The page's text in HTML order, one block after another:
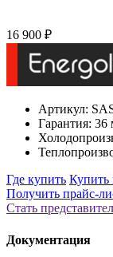
16 900 ₽
Артикул:
Гарантия: 36
Где купить Купить
Получить прайс-
Стать
Документация